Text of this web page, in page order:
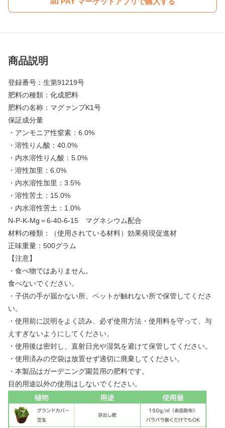
商品説明
登録番号：生第91219号
肥料の種類：化成肥料
肥料の名称：マグァンプK1号
保証成分量
・アンモニア性窒素：6.0%
・溶性りん酸：40.0%
・内水溶性りん酸：5.0%
・溶性加里：6.0%
・内水溶性加里：3.5%
・溶性苦土：15.0%
・内水溶性苦土：1.0%
N-P-K-Mg＝6-40-6-15 マグネシウム配合
材料の種類：（使用されている材料）効果発現促進材
正味重量：500グラム
【注意】
・食べ物ではありません。
食べないでください。
・子供の手が届かない所、ペットが触れない所で保管してくださ
い。
・使用前に説明をよく読み、必ず使用方法・使用料を守って、与
えすぎないようにしてください。
・使用後は密封し、直射日光や湿気を避けて保管してください。
・使用済みの空袋は放置せず適切に廃棄してください。
・本製品はガーデニング園芸用の肥料です。
目的用途以外の使用はしないでください。